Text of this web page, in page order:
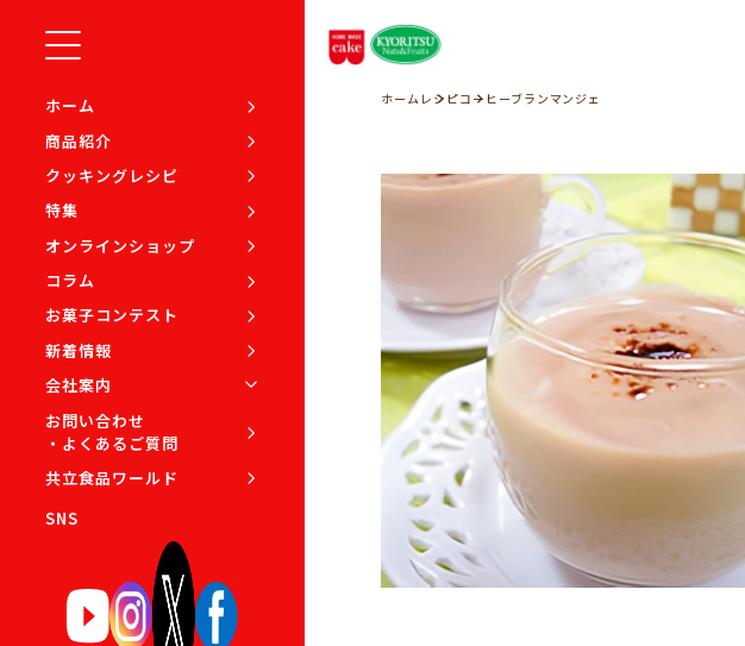
ホーム
商品紹介
クッキングレシピ
特集
オンラインショップ
コラム
お菓子コンテスト
新着情報
会社案内
お問い合わせ
・よくあるご質問
共立食品ワールド
SNS
ホーム レシピコーヒーブランマンジェ